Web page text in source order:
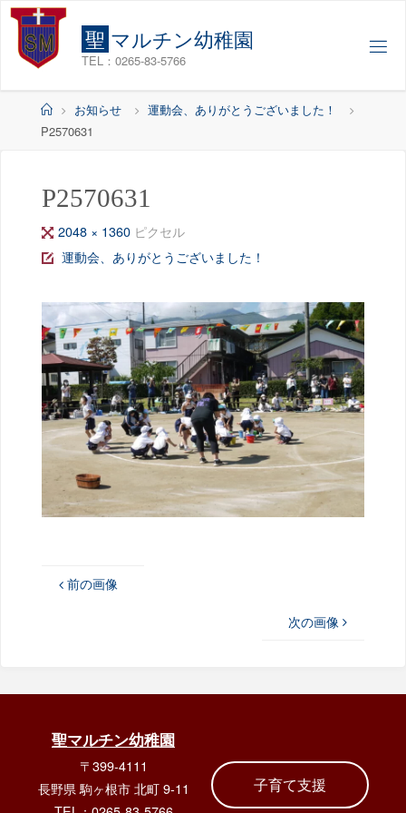
コ
聖 マルチン幼稚園
TEL：0265-83-5766
ホ
ー
お知らせ
運動会、ありがとうございました！
P2570631
P2570631
フ
ル
イ
ズ
2048 × 1360 ピクセル
運動会、ありがとうございました！
前の画像
次の画像
聖マルチン幼稚園
〒399-4111
長野県 駒ヶ根市 北町 9-11
子育て支援